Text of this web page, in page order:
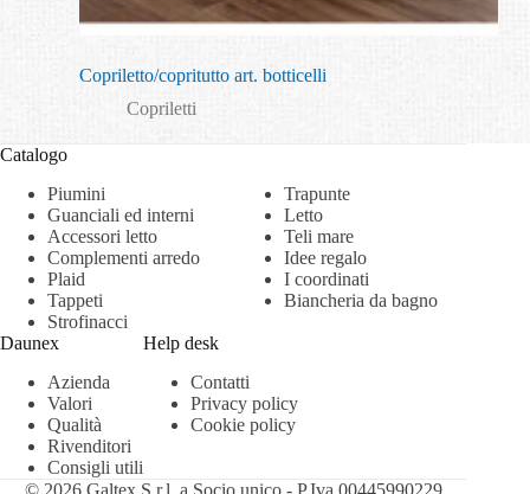
Copriletto/copritutto art. botticelli
Copriletti
Catalogo
Piumini
Trapunte
Guanciali ed interni
Letto
Accessori letto
Teli mare
Complementi arredo
Idee regalo
Plaid
I coordinati
Tappeti
Biancheria da bagno
Strofinacci
Daunex
Azienda
Valori
Qualità
Rivenditori
Consigli utili
Help desk
Contatti
Privacy policy
Cookie policy
© 2026 Galtex S.r.l. a Socio unico - P.Iva 00445990229